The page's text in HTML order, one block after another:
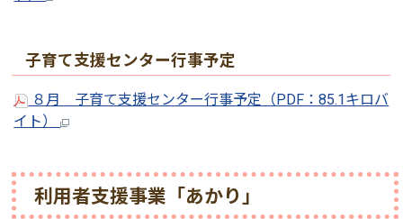
子育て支援センター行事予定
８月 子育て支援センター行事予定（PDF：85.1キロバ
イト）
利用者支援事業「あかり」